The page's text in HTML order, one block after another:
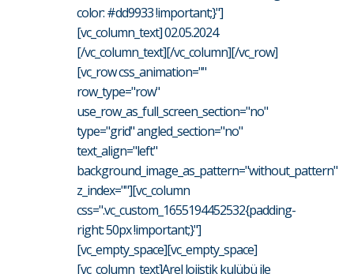
color: #dd9933 !important;}"]
[vc_column_text] 02.05.2024
[/vc_column_text][/vc_column][/vc_row]
[vc_row css_animation=""
row_type="row"
use_row_as_full_screen_section="no"
type="grid" angled_section="no"
text_align="left"
background_image_as_pattern="without_pattern"
z_index=""][vc_column
css=".vc_custom_1655194452532{padding-
right: 50px !important;}"]
[vc_empty_space][vc_empty_space]
[vc_column_text]Arel lojistik kulübü ile